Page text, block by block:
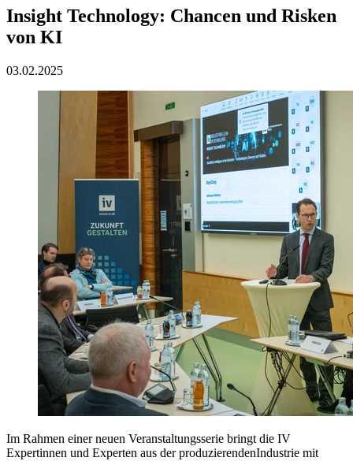
Insight Technology: Chancen und Risken
von KI
03.02.2025
Im Rahmen einer neuen Veranstaltungsserie bringt die IV
Expertinnen und Experten aus der produzierendenIndustrie mit